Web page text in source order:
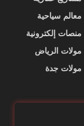
معالم سياحية
منصات إلكترونية
مولات الرياض
مولات جدة